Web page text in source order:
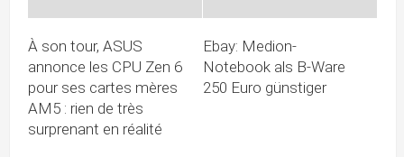
À son tour, ASUS
annonce les CPU Zen 6
pour ses cartes mères
AM5 : rien de très
surprenant en réalité
Ebay: Medion-
Notebook als B-Ware
250 Euro günstiger